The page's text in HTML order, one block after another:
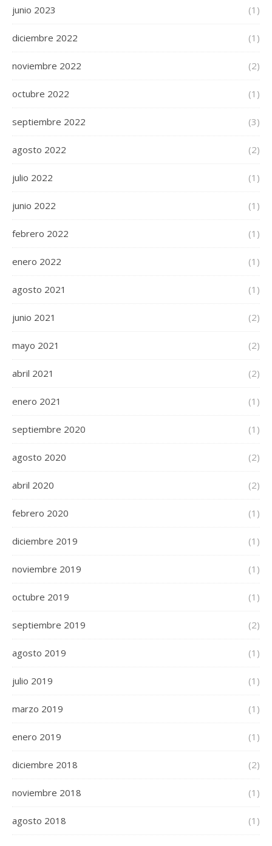
junio 2023 (1)
diciembre 2022 (1)
noviembre 2022 (2)
octubre 2022 (1)
septiembre 2022 (3)
agosto 2022 (2)
julio 2022 (1)
junio 2022 (1)
febrero 2022 (1)
enero 2022 (1)
agosto 2021 (1)
junio 2021 (2)
mayo 2021 (2)
abril 2021 (2)
enero 2021 (1)
septiembre 2020 (1)
agosto 2020 (2)
abril 2020 (2)
febrero 2020 (1)
diciembre 2019 (1)
noviembre 2019 (1)
octubre 2019 (1)
septiembre 2019 (2)
agosto 2019 (1)
julio 2019 (1)
marzo 2019 (1)
enero 2019 (1)
diciembre 2018 (2)
noviembre 2018 (1)
agosto 2018 (1)